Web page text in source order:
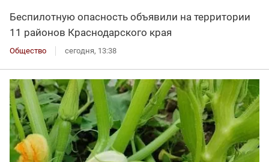
Беспилотную опасность объявили на территории
11 районов Краснодарского края
Общество сегодня, 13:38